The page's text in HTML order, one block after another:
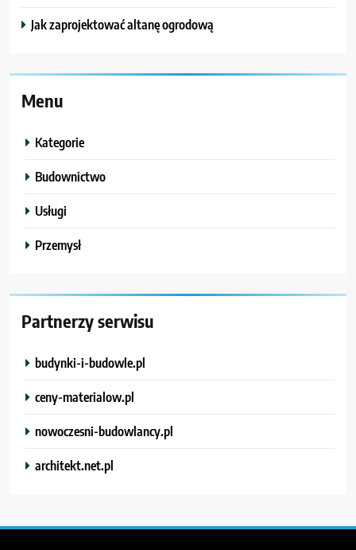
Jak zaprojektować altanę ogrodową
Menu
Kategorie
Budownictwo
Usługi
Przemysł
Partnerzy serwisu
budynki-i-budowle.pl
ceny-materialow.pl
nowoczesni-budowlancy.pl
architekt.net.pl